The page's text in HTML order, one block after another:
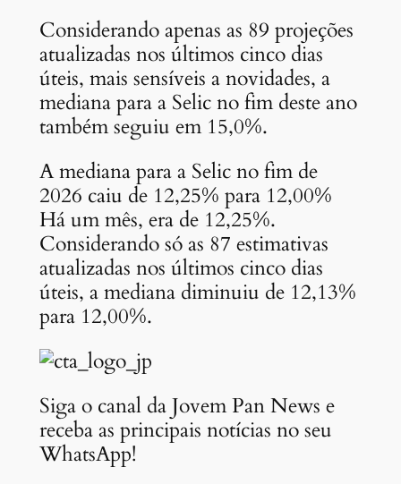
Considerando apenas as 89 projeções
atualizadas nos últimos cinco dias
úteis, mais sensíveis a novidades, a
mediana para a Selic no fim deste ano
também seguiu em 15,0%.
A mediana para a Selic no fim de
2026 caiu de 12,25% para 12,00%
Há um mês, era de 12,25%.
Considerando só as 87 estimativas
atualizadas nos últimos cinco dias
úteis, a mediana diminuiu de 12,13%
para 12,00%.
Siga o canal da Jovem Pan News e
receba as principais notícias no seu
WhatsApp!